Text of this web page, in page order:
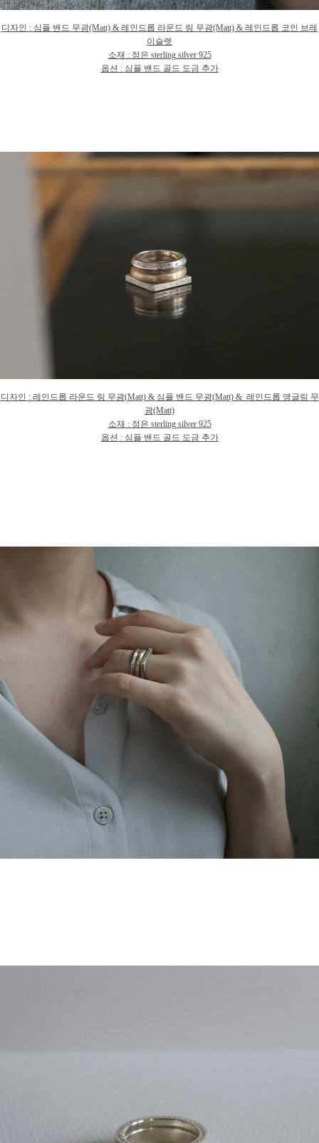
디자인 : 심플 밴드 무광(Matt) & 레인드롭 라운드 링 무광(Matt) & 레인드롭 코인 브레
이슬렛
소재 : 정은 sterling silver 925
옵션 : 심플 밴드 골드 도금 추가
디자인 : 레인드롭 라운드 링 무광(Matt) & 심플 밴드 무광(Matt) & 레인드롭 앵글링 무
광(Matt)
소재 : 정은 sterling silver 925
옵션 : 심플 밴드 골드 도금 추가